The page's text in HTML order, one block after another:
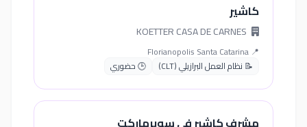
كاشير
📍 Florianopolis Santa Catarina
📝 نظام العمل البرازيلي (CLT)
🕒 حضوري
مشرف كاشير في سوبرماركت